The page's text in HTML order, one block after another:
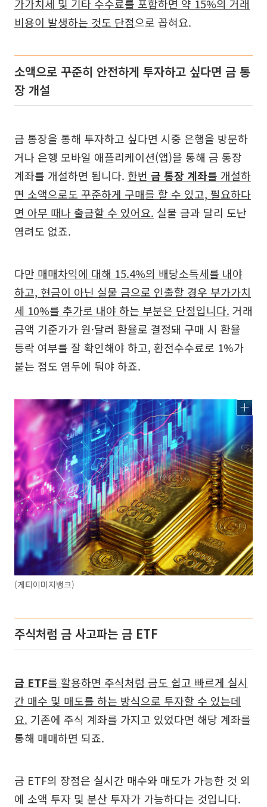
가가치세 및 기타 수수료를 포함하면 약 15%의 거래
비용이 발생하는 것도 단점으로 꼽혀요.
소액으로 꾸준히 안전하게 투자하고 싶다면 금 통
장 개설
금 통장을 통해 투자하고 싶다면 시중 은행을 방문하
거나 은행 모바일 애플리케이션(앱)을 통해 금 통장
계좌를 개설하면 됩니다. 한번 금 통장 계좌를 개설하
면 소액으로도 꾸준하게 구매를 할 수 있고, 필요하다
면 아무 때나 출금할 수 있어요. 실물 금과 달리 도난
염려도 없죠.
다만 매매차익에 대해 15.4%의 배당소득세를 내야
하고, 현금이 아닌 실물 금으로 인출할 경우 부가가치
세 10%를 추가로 내야 하는 부분은 단점입니다. 거래
금액 기준가가 원·달러 환율로 결정돼 구매 시 환율
등락 여부를 잘 확인해야 하고, 환전수수료로 1%가
붙는 점도 염두에 둬야 하죠.
(게티이미지뱅크)
주식처럼 금 사고파는 금 ETF
금 ETF를 활용하면 주식처럼 금도 쉽고 빠르게 실시
간 매수 및 매도를 하는 방식으로 투자할 수 있는데
요. 기존에 주식 계좌를 가지고 있었다면 해당 계좌를
통해 매매하면 되죠.
금 ETF의 장점은 실시간 매수와 매도가 가능한 것 외
에 소액 투자 및 분산 투자가 가능하다는 것입니다.